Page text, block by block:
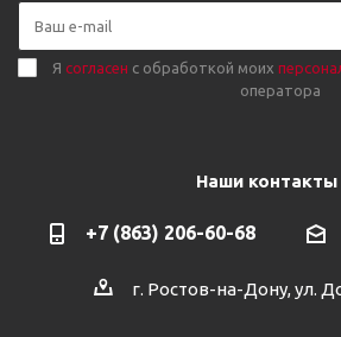
Я согласен с обработкой моих
оператора
Наши контакты
+7 (863) 206-60-68
г. Ростов-на-Дону, ул.